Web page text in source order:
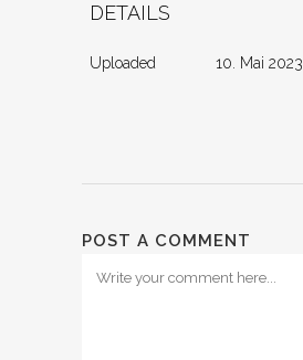
DETAILS
Uploaded 10. Mai 2023
POST A COMMENT